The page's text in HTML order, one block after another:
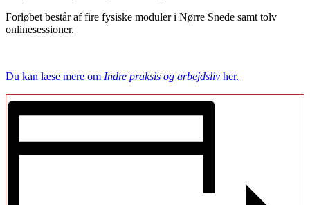
Forløbet består af fire fysiske moduler i Nørre Snede samt tolv
onlinesessioner.
Du kan læse mere om Indre praksis og arbejdsliv her.